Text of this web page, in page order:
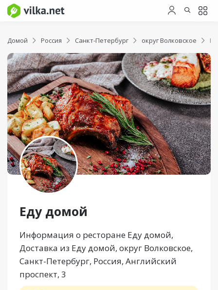
Домой Россия Санкт-Петербург округ Волковское
Еду домой
Информация о ресторане Еду домой,
Доставка из Еду домой, округ Волковское,
Санкт-Петербург, Россия, Английский
проспект, 3